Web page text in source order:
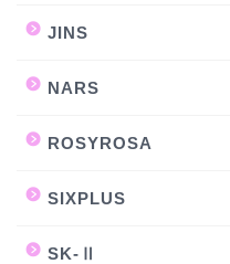
JINS
NARS
ROSYROSA
SIXPLUS
SK-Ⅱ